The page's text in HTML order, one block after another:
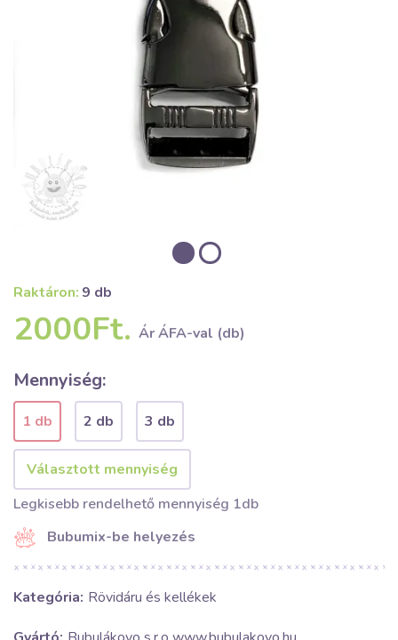
Raktáron: 9 db
2000Ft. Ár ÁFA-val (db)
Mennyiség:
1 db 2 db 3 db
Legkisebb rendelhető mennyiség 1db
Bubumix-be helyezés
Kategória: Rövidáru és kellékek